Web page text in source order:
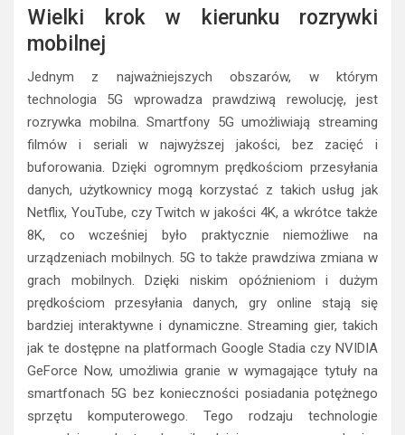
Wielki krok w kierunku rozrywki
mobilnej
Jednym z najważniejszych obszarów, w którym
technologia 5G wprowadza prawdziwą rewolucję, jest
rozrywka mobilna. Smartfony 5G umożliwiają streaming
filmów i seriali w najwyższej jakości, bez zacięć i
buforowania. Dzięki ogromnym prędkościom przesyłania
danych, użytkownicy mogą korzystać z takich usług jak
Netflix, YouTube, czy Twitch w jakości 4K, a wkrótce także
8K, co wcześniej było praktycznie niemożliwe na
urządzeniach mobilnych. 5G to także prawdziwa zmiana w
grach mobilnych. Dzięki niskim opóźnieniom i dużym
prędkościom przesyłania danych, gry online stają się
bardziej interaktywne i dynamiczne. Streaming gier, takich
jak te dostępne na platformach Google Stadia czy NVIDIA
GeForce Now, umożliwia granie w wymagające tytuły na
smartfonach 5G bez konieczności posiadania potężnego
sprzętu komputerowego. Tego rodzaju technologie